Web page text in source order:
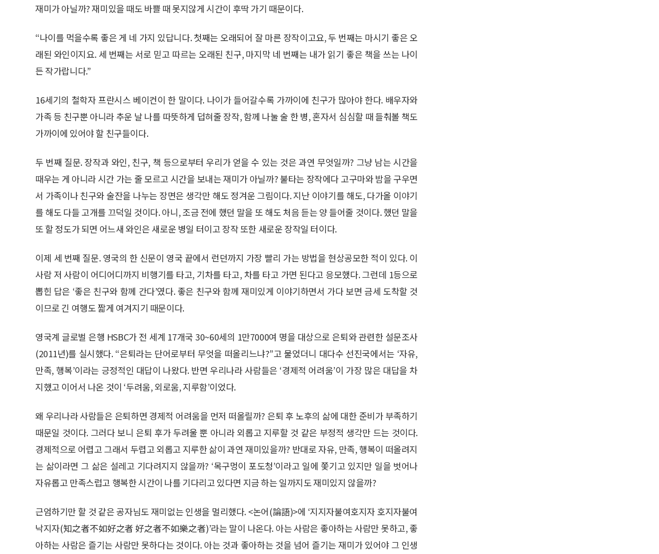
재미가 아닐까? 재미있을 때도 바쁠 때 못지않게 시간이 후딱 가기 때문이다.
“나이를 먹을수록 좋은 게 네 가지 있답니다. 첫째는 오래되어 잘 마른 장작이고요, 두 번째는 마시기 좋은 오
래된 와인이지요. 세 번째는 서로 믿고 따르는 오래된 친구, 마지막 네 번째는 내가 읽기 좋은 책을 쓰는 나이
든 작가랍니다.”
16세기의 철학자 프란시스 베이컨이 한 말이다. 나이가 들어갈수록 가까이에 친구가 많아야 한다. 배우자와
가족 등 친구뿐 아니라 추운 날 나를 따뜻하게 덥혀줄 장작, 함께 나눌 술 한 병, 혼자서 심심할 때 들춰볼 책도
가까이에 있어야 할 친구들이다.
두 번째 질문. 장작과 와인, 친구, 책 등으로부터 우리가 얻을 수 있는 것은 과연 무엇일까? 그냥 남는 시간을
때우는 게 아니라 시간 가는 줄 모르고 시간을 보내는 재미가 아닐까? 불타는 장작에다 고구마와 밤을 구우면
서 가족이나 친구와 술잔을 나누는 장면은 생각만 해도 정겨운 그림이다. 지난 이야기를 해도, 다가올 이야기
를 해도 다들 고개를 끄덕일 것이다. 아니, 조금 전에 했던 말을 또 해도 처음 듣는 양 들어줄 것이다. 했던 말을
또 할 정도가 되면 어느새 와인은 새로운 병일 터이고 장작 또한 새로운 장작일 터이다.
이제 세 번째 질문. 영국의 한 신문이 영국 끝에서 런던까지 가장 빨리 가는 방법을 현상공모한 적이 있다. 이
사람 저 사람이 어디어디까지 비행기를 타고, 기차를 타고, 차를 타고 가면 된다고 응모했다. 그런데 1등으로
뽑힌 답은 ‘좋은 친구와 함께 간다’였다. 좋은 친구와 함께 재미있게 이야기하면서 가다 보면 금세 도착할 것
이므로 긴 여행도 짧게 여겨지기 때문이다.
영국계 글로벌 은행 HSBC가 전 세계 17개국 30~60세의 1만7000여 명을 대상으로 은퇴와 관련한 설문조사
(2011년)를 실시했다. “은퇴라는 단어로부터 무엇을 떠올리느냐?”고 물었더니 대다수 선진국에서는 ‘자유,
만족, 행복’이라는 긍정적인 대답이 나왔다. 반면 우리나라 사람들은 ‘경제적 어려움’이 가장 많은 대답을 차
지했고 이어서 나온 것이 ‘두려움, 외로움, 지루함’이었다.
왜 우리나라 사람들은 은퇴하면 경제적 어려움을 먼저 떠올릴까? 은퇴 후 노후의 삶에 대한 준비가 부족하기
때문일 것이다. 그러다 보니 은퇴 후가 두려울 뿐 아니라 외롭고 지루할 것 같은 부정적 생각만 드는 것이다.
경제적으로 어렵고 그래서 두렵고 외롭고 지루한 삶이 과연 재미있을까? 반대로 자유, 만족, 행복이 떠올려지
는 삶이라면 그 삶은 설레고 기다려지지 않을까? ‘목구멍이 포도청’이라고 일에 쫓기고 있지만 일을 벗어나
자유롭고 만족스럽고 행복한 시간이 나를 기다리고 있다면 지금 하는 일까지도 재미있지 않을까?
근엄하기만 할 것 같은 공자님도 재미없는 인생을 멀리했다. <논어(論語)>에 ‘지지자불여호지자 호지자불여
낙지자(知之者不如好之者 好之者不如樂之者)’라는 말이 나온다. 아는 사람은 좋아하는 사람만 못하고, 좋
아하는 사람은 즐기는 사람만 못하다는 것이다. 아는 것과 좋아하는 것을 넘어 즐기는 재미가 있어야 그 인생